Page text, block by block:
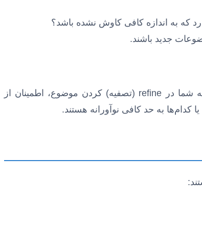
که به اندازه کافی کاوش نشده باشد؟
جدید باشند.
پس از اینکه چند ایده کلی در ذهن خود پروراندید، با اساتید راهنما و مشاور خود صحبت کنید. تجربه و تخصص آن‌ها می‌تواند به شما در refine (تصفیه) کردن موضوع، اطمینان از
کدام‌ها به حد کافی نوآورانه هستند.